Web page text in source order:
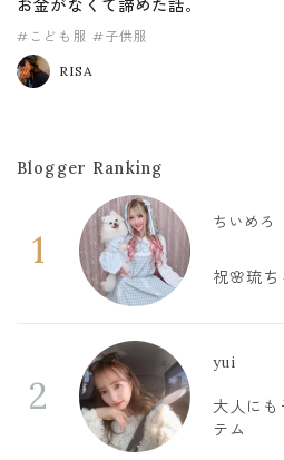
お金がなくて諦めた話。
#こども服 #子供服
RISA
Blogger Ranking
1
ちいめろ
祝🌸琉ち
2
yui
大人に
テム